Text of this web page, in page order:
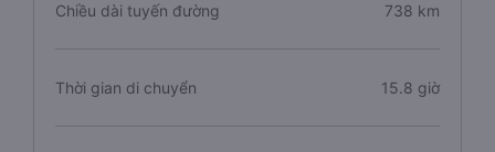
Chiều dài tuyến đường 738 km
Thời gian di chuyển 15.8 giờ